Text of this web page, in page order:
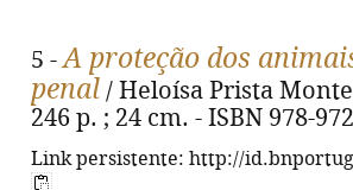
5 -A proteção dos
penal / Heloísa Prista
246 p. ; 24 cm. - ISBN 978-
Link persistente: http://